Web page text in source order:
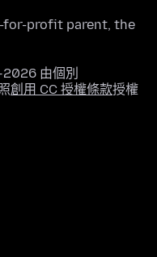
for-profit parent, the
由個別
創用 CC 授權條款授權